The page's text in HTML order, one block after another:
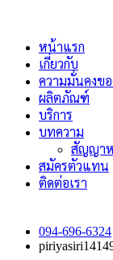
content
หน้าแรก
เกี่ยวกับ
ความมั่นคงข
ผลิตภัณฑ์
บริการ
บทความ
สัญญา
สมัครตัวแทน
ติดต่อเรา
094-696-6324